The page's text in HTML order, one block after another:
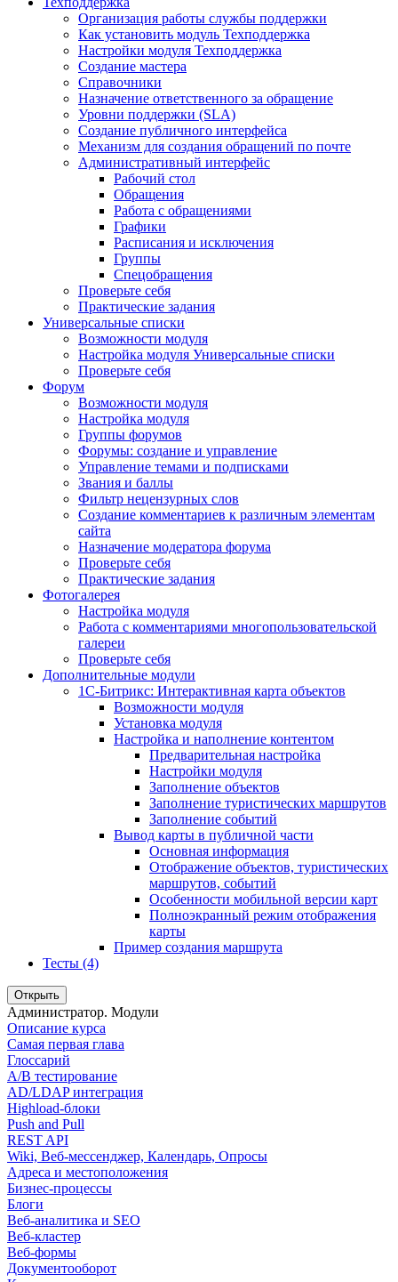
Организация работы службы поддержки
Как установить модуль Техподдержка
Настройки модуля Техподдержка
Создание мастера
Справочники
Назначение ответственного за обращение
Уровни поддержки (SLA)
Создание публичного интерфейса
Механизм для создания обращений по почте
Административный интерфейс
Рабочий стол
Обращения
Работа с обращениями
Графики
Расписания и исключения
Группы
Спецобращения
Проверьте себя
Практические задания
Универсальные списки
Возможности модуля
Настройка модуля Универсальные списки
Проверьте себя
Форум
Возможности модуля
Настройка модуля
Группы форумов
Форумы: создание и управление
Управление темами и подписками
Звания и баллы
Фильтр нецензурных слов
Создание комментариев к различным элементам
сайта
Назначение модератора форума
Проверьте себя
Практические задания
Фотогалерея
Настройка модуля
Работа с комментариями многопользовательской
галереи
Проверьте себя
Дополнительные модули
1С-Битрикс: Интерактивная карта объектов
Возможности модуля
Установка модуля
Настройка и наполнение контентом
Предварительная настройка
Настройки модуля
Заполнение объектов
Заполнение туристических маршрутов
Заполнение событий
Вывод карты в публичной части
Основная информация
Отображение объектов, туристических
маршрутов, событий
Особенности мобильной версии карт
Полноэкранный режим отображения
карты
Пример создания маршрута
Тесты (4)
Открыть
Администратор. Модули
Описание курса
Самая первая глава
Глоссарий
A/B тестирование
AD/LDAP интеграция
Highload-блоки
Push and Pull
REST API
Wiki, Веб-мессенджер, Календарь, Опросы
Адреса и местоположения
Бизнес-процессы
Блоги
Веб-аналитика и SEO
Веб-кластер
Веб-формы
Документооборот